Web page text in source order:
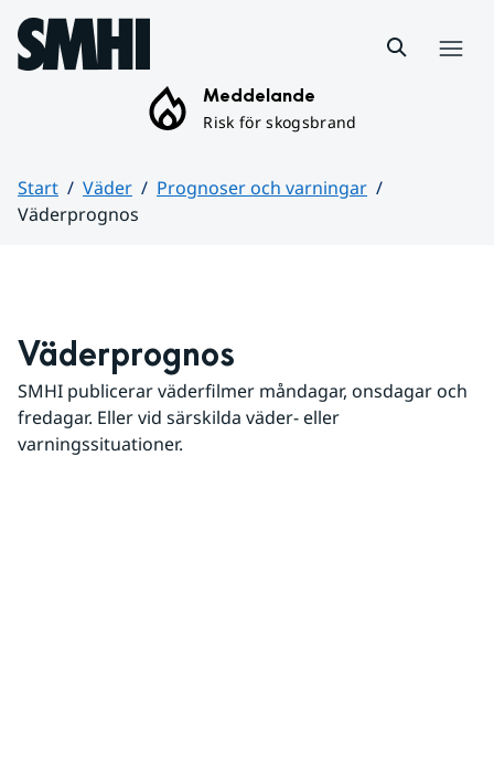
Hoppa till sidans innehåll
Meddelande
Risk för skogsbrand
Start Väder
Prognoser och varningar
Väderprognos
Väderprognos
SMHI publicerar väderfilmer måndagar, onsdagar och
fredagar. Eller vid särskilda väder- eller
varningssituationer.